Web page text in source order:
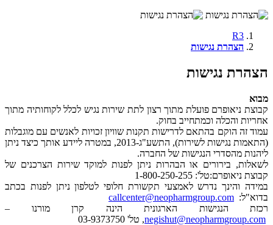
R3
הצהרת נגישות
הצהרת נגישות
מבוא
קבוצת ניאופרם פועלת מתוך רצון לתת שירות נגיש לכלל לקוחותיה מתוך
אחריות והכלה וכמתחייב בחוק.
עמוד זה הוקם בהתאם לדרישות תקנות שוויון זכויות לאנשים עם מוגבלות
(התאמות נגישות לשירות), התשע"ג-2013, במטרה ליידע אותך כיצד ניתן
ליהנות מהסדרי הנגישות של החברה.
לשאלות, בירורים או הבהרות ניתן לפנות למוקד שירות הצרכנים של
קבוצת ניאופרם:טל': 1-800-250-255
במידה והינך נדרש לאמצעי תקשורת חלופי לטלפון ניתן לפנות בכתב
בדוא"ל: callcenter@neopharmgroup.com
רכזת הנגישות הארגונית הינה קרן מורנו –
negishut@neopharmgroup.com, טל' 03-9373750